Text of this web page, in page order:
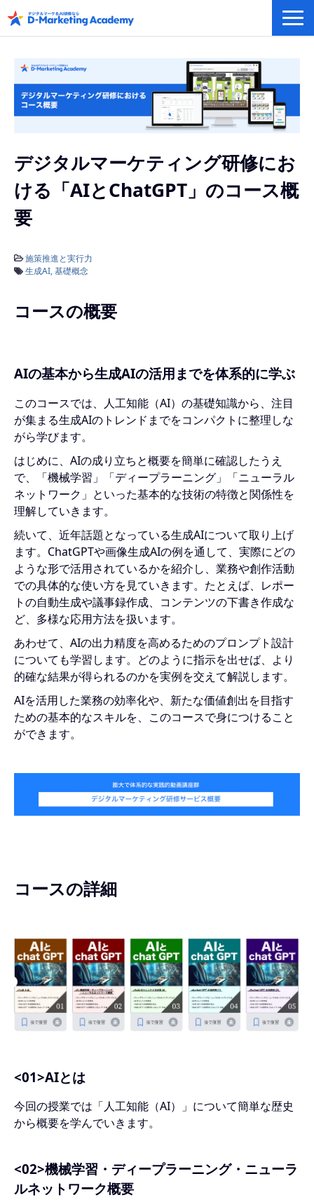
eラーニングシステム
カリキュラム例/事例
無料プラン/キャンペーン/特集
デジタルマーケティング研修にお
ける「AIとChatGPT」のコース概
要
施策推進と実行力
生成AI 基礎概念
コースの概要
AIの基本から生成AIの活用までを体系的に学ぶ
このコースでは、人工知能（AI）の基礎知識から、注目
が集まる生成AIのトレンドまでをコンパクトに整理しな
がら学びます。
はじめに、AIの成り立ちと概要を簡単に確認したうえ
で、「機械学習」「ディープラーニング」「ニューラル
ネットワーク」といった基本的な技術の特徴と関係性を
理解していきます。
続いて、近年話題となっている生成AIについて取り上げ
ます。ChatGPTや画像生成AIの例を通して、実際にどの
ような形で活用されているかを紹介し、業務や創作活動
での具体的な使い方を見ていきます。たとえば、レポー
トの自動生成や議事録作成、コンテンツの下書き作成な
ど、多様な応用方法を扱います。
あわせて、AIの出力精度を高めるためのプロンプト設計
についても学習します。どのように指示を出せば、より
的確な結果が得られるのかを実例を交えて解説します。
AIを活用した業務の効率化や、新たな価値創出を目指す
ための基本的なスキルを、このコースで身につけること
ができます。
コースの詳細
<01>AIとは
今回の授業では「人工知能（AI）」について簡単な歴史
から概要を学んでいきます。
<02>機械学習・ディープラーニング・ニューラ
ルネットワーク概要